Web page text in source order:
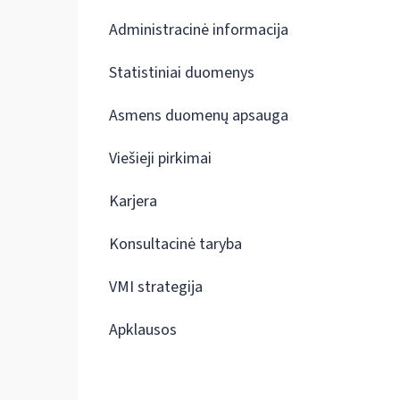
Administracinė informacija
Statistiniai duomenys
Asmens duomenų apsauga
Viešieji pirkimai
Karjera
Konsultacinė taryba
VMI strategija
Apklausos